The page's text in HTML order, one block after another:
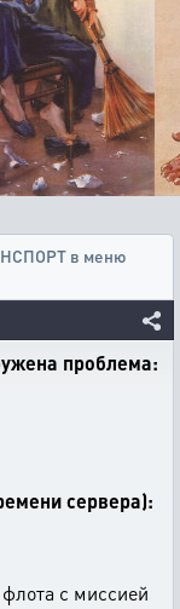
в меню
проблема:
сервера):
с миссией